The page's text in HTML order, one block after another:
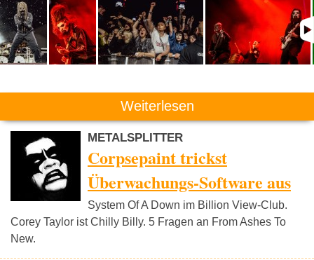
Weiterlesen
METALSPLITTER
Corpsepaint trickst
Überwachungs-Software aus
System Of A Down im Billion View-Club.
Corey Taylor ist Chilly Billy. 5 Fragen an From Ashes To
New.